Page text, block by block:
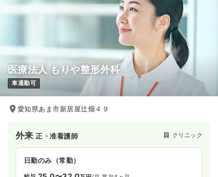
医療法人 もりや整形外科
車通勤可
愛知県あま市新居屋辻畑４９
外来正・准看護師 クリニック
日勤のみ（常勤）